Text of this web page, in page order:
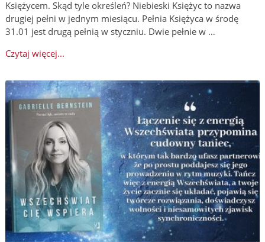
Księżycem. Skąd tyle określeń? Niebieski Księżyc to nazwa
drugiej pełni w jednym miesiącu. Pełnia Księżyca w środę
31.01 jest drugą pełnią w styczniu. Dwie pełnie w …
Czytaj więcej...